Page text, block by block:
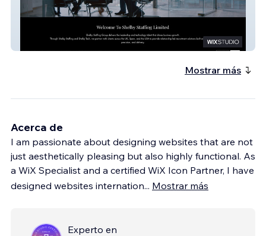
SHELBY STAFFING
Mostrar más
Acerca de
I am passionate about designing websites that are not
just aesthetically pleasing but also highly functional. As
a WiX Specialist and a certified WiX Icon Partner, I have
designed websites internation... Mostrar más
Experto en